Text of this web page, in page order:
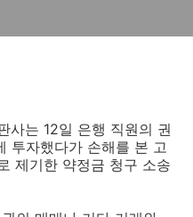
사는 12일 은행 직원의 권
투자했다가 손해를 본 고
제기한 약정금 청구 소송